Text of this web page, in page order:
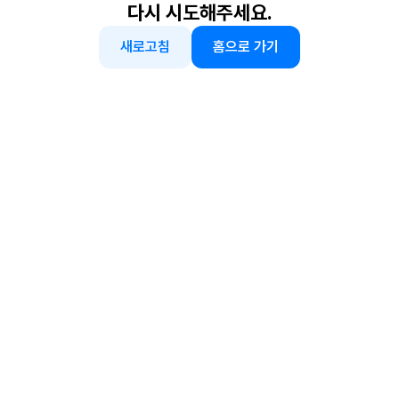
다시 시도해주세요.
새로고침 홈으로 가기